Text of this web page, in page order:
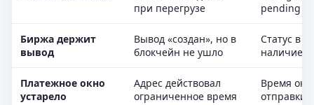
при перегрузе
pending
Биржа держит
вывод
Вывод «создан», но в
блокчейн не ушло
Статус в
наличие
Платежное окно
устарело
Адрес действовал
ограниченное время
Время
отправки